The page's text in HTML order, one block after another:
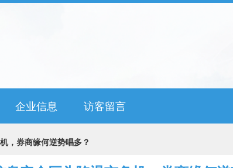
企业信息 访客留言
，券商缘何逆势唱多？